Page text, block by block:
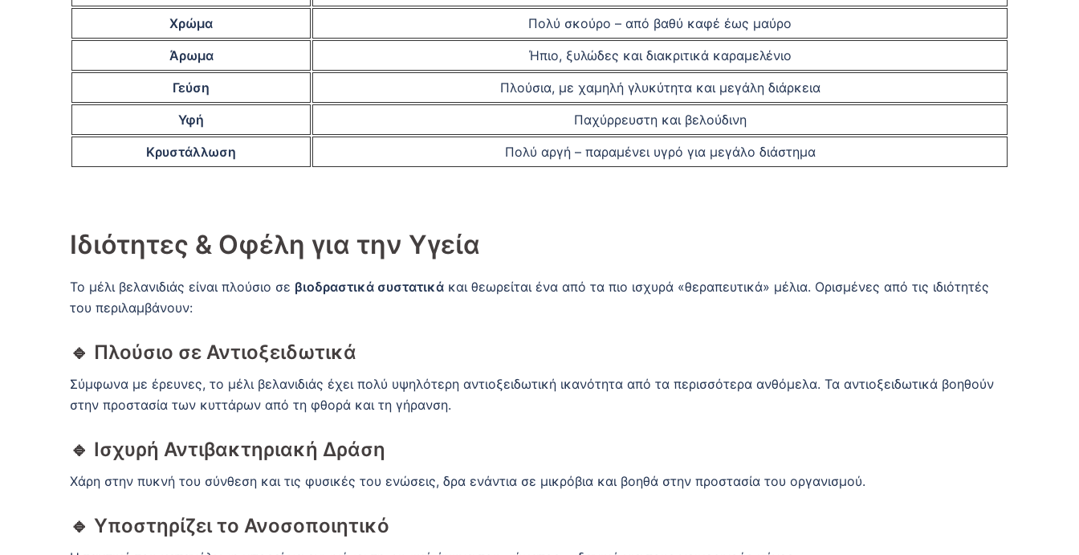
Χρώμα
Πολύ σκούρο – από βαθύ καφέ έως μαύρο
Άρωμα
Ήπιο, ξυλώδες και διακριτικά καραμελένιο
Γεύση
Πλούσια, με χαμηλή γλυκύτητα και μεγάλη διάρκεια
Υφή
Παχύρρευστη και βελούδινη
Κρυστάλλωση
Πολύ αργή – παραμένει υγρό για μεγάλο διάστημα
Ιδιότητες & Οφέλη για την Υγεία
Το μέλι βελανιδιάς είναι πλούσιο σε βιοδραστικά συστατικά και θεωρείται ένα από τα πιο ισχυρά «θεραπευτικά» μέλια. Ορισμένες από τις ιδιότητές
του περιλαμβάνουν:
🔹 Πλούσιο σε Αντιοξειδωτικά
Σύμφωνα με έρευνες, το μέλι βελανιδιάς έχει πολύ υψηλότερη αντιοξειδωτική ικανότητα από τα περισσότερα ανθόμελα. Τα αντιοξειδωτικά βοηθούν
στην προστασία των κυττάρων από τη φθορά και τη γήρανση.
🔹 Ισχυρή Αντιβακτηριακή Δράση
Χάρη στην πυκνή του σύνθεση και τις φυσικές του ενώσεις, δρα ενάντια σε μικρόβια και βοηθά στην προστασία του οργανισμού.
🔹 Υποστηρίζει το Ανοσοποιητικό